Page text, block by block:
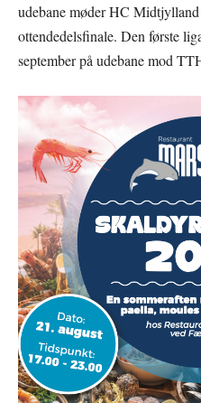
udebane møder HC
ottendedelsfinale. Den første
september på udebane mod